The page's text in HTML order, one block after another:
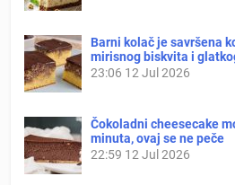
Barni kolač je savršena
mirisnog biskvita i
23:06 12 Jul 2026
Čokoladni cheesecake
minuta, ovaj se ne peče
22:59 12 Jul 2026